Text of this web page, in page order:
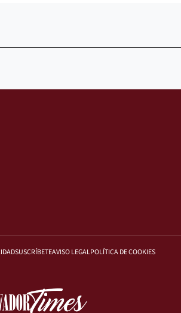
SUSCRÍBETEAVISO LEGALPOLÍTICA DE COOKIES